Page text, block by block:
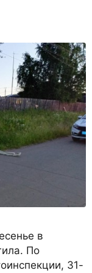
в
По
31-